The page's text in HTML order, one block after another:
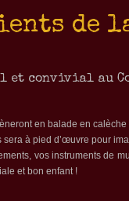
de
et convivial au
en balade en
sera à pied d’œuvre pour
vos instruments de
et bon enfant !